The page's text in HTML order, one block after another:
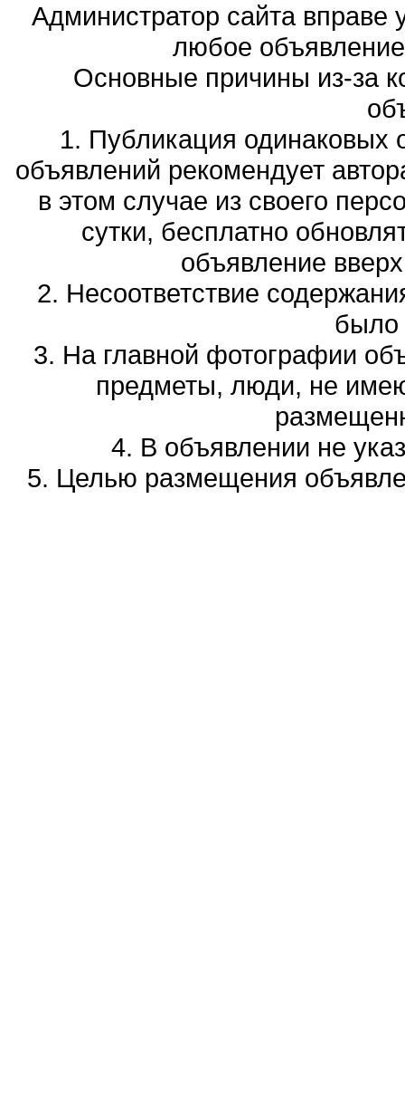
Администратор сайта вправе
любое
Основные причины из-за
1. Публикация одинаковых
объявлений рекомендует
в этом случае из своего
сутки, бесплатно
объявление
2. Несоответствие
было
3. На главной фотографии
предметы, люди, не
4. В объявлении не
5. Целью размещения